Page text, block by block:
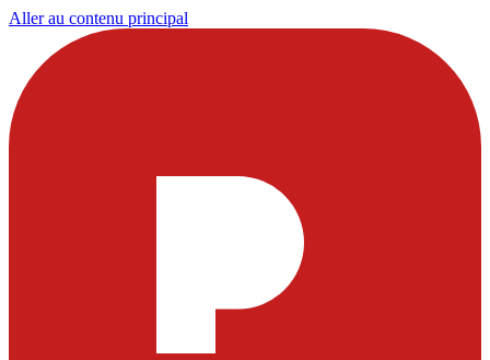
Aller au contenu principal